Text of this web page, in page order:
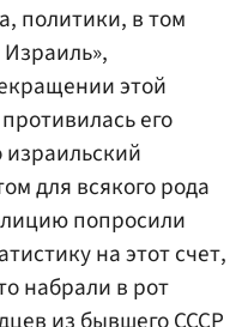
политики, в том
этой
его
для всякого рода
попросили
на этот счет,
набрали в рот